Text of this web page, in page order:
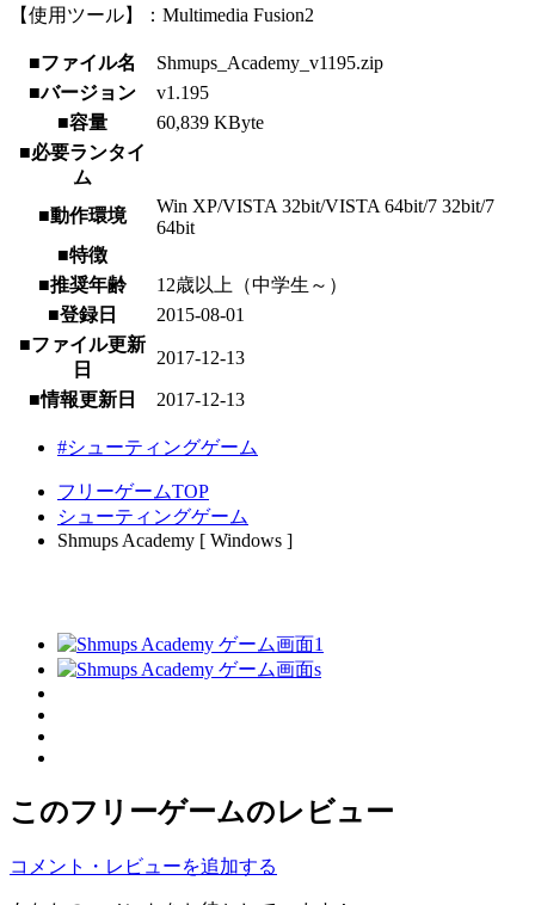
【使用ツール】：Multimedia Fusion2
■ファイル名
Shmups_Academy_v1195.zip
■バージョン
v1.195
■容量
60,839 KByte
■必要ランタイ
ム
■動作環境
Win XP/VISTA 32bit/VISTA 64bit/7 32bit/7
64bit
■特徴
■推奨年齢
12歳以上（中学生～）
■登録日
2015-08-01
■ファイル更新
日
2017-12-13
■情報更新日 2017-12-13
#シューティングゲーム
フリーゲームTOP
シューティングゲーム
Shmups Academy [ Windows ]
このフリーゲームのレビュー
コメント・レビューを追加する